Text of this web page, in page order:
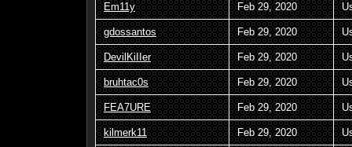
Em11y Feb 29, 2020
gdossantos Feb 29, 2020
DevilKiIIer Feb 29, 2020
bruhtac0s Feb 29, 2020
FEA7URE Feb 29, 2020
kilmerk11 Feb 29, 2020